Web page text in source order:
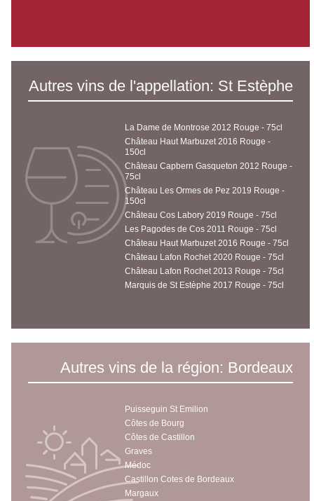
Autres vins de l'appellation: St Estèphe
La Dame de Montrose 2012 Rouge - 75cl
Château Haut Marbuzet 2016 Rouge -
150cl
Château Capbern Gasqueton 2012 Rouge -
75cl
Château Les Ormes de Pez 2019 Rouge -
150cl
Château Cos Labory 2019 Rouge - 75cl
Les Pagodes de Cos 2011 Rouge - 75cl
Château Haut Marbuzet 2016 Rouge - 75cl
Château Lafon Rochet 2020 Rouge - 75cl
Château Lafon Rochet 2013 Rouge - 75cl
Marquis de St Estèphe 2017 Rouge - 75cl
Autres vins de la région: Bordeaux
Puisseguin St Emilion
Côtes de Bourg
Côtes de Castillon
Graves
Médoc
Castillon Cotes de Bordeaux
Margaux